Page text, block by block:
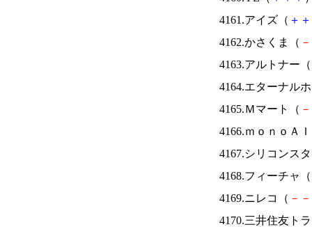
4161.アイズ（ ＋ ＋
4162.かさくま（ －
4163.アルトナー（
4164.エターナル
4165.Ｍマート（ －
4166.ｍｏｎｏＡ
4167.シリコンス
4168.フィーチャ（
4169.ニレコ（ － －
4170.三井住友ト